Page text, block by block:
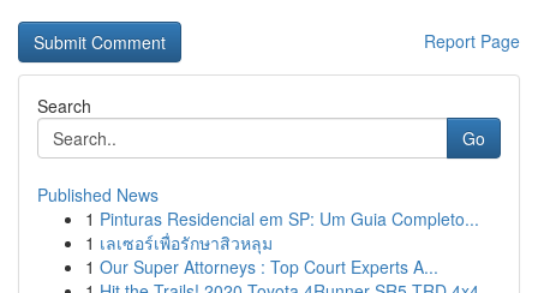
Report Page
Search
Go
Published News
1 Pinturas Residencial em SP: Um Guia Completo...
1 เลเซอร์เพื่อรักษาสิวหลุม
1 Our Super Attorneys : Top Court Experts A...